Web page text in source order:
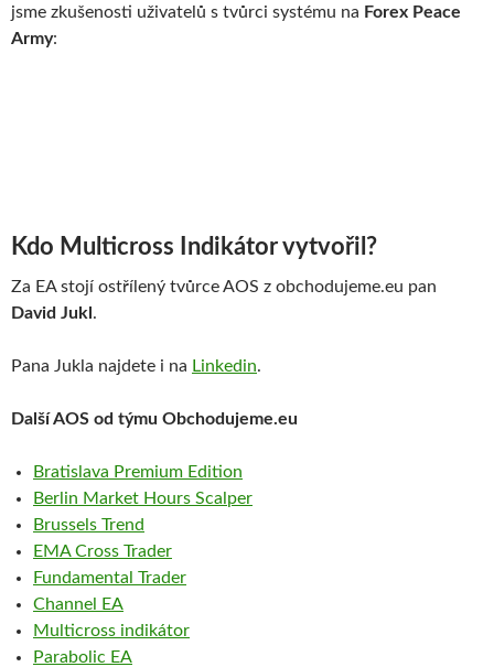
jsme zkušenosti uživatelů s tvůrci systému na Forex Peace
Army:
Kdo Multicross Indikátor vytvořil?
Za EA stojí ostřílený tvůrce AOS z obchodujeme.eu pan
David Jukl .
Pana Jukla najdete i na Linkedin.
Další AOS od týmu Obchodujeme.eu
Bratislava Premium Edition
Berlin Market Hours Scalper
Brussels Trend
EMA Cross Trader
Fundamental Trader
Channel EA
Multicross indikátor
Parabolic EA